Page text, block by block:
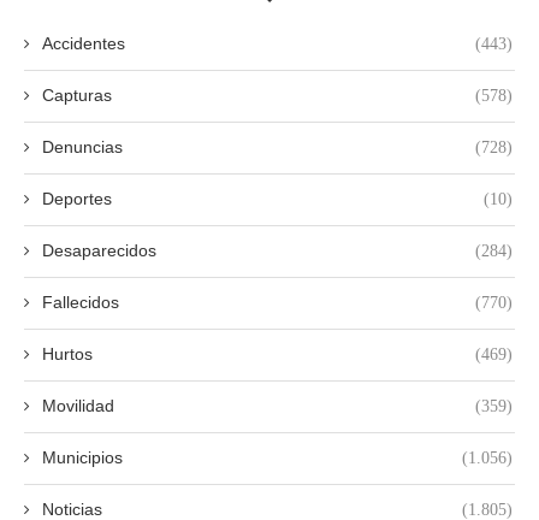
Accidentes (443)
Capturas (578)
Denuncias (728)
Deportes (10)
Desaparecidos (284)
Fallecidos (770)
Hurtos (469)
Movilidad (359)
Municipios (1.056)
Noticias (1.805)